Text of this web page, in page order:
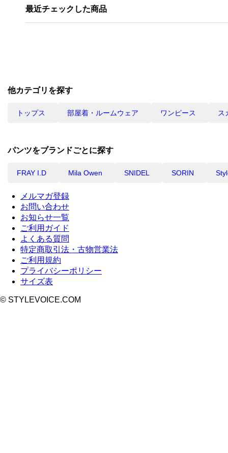
最近チェックした商品
他カテゴリを探す
トップス ワンピース ス
部屋着・ルームウェア
パンツをブランドごとに探す
FRAY I.D Mila Owen SNIDEL SORIN
メルマガ登録
お問い合わせ
お知らせ一覧
ご利用ガイド
よくある質問
特定商取引法・古物営業法
ご利用規約
プライバシーポリシー
サイズ表
© STYLEVOICE.COM